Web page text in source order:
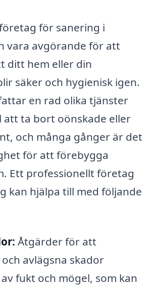
för sanering i
vara avgörande för att
ditt hem eller din
säker och hygienisk igen.
en rad olika tjänster
att ta bort oönskade eller
och många gånger är det
för att förebygga
Ett professionellt företag
kan hjälpa till med följande
Åtgärder för att
avlägsna skador
fukt och mögel, som kan